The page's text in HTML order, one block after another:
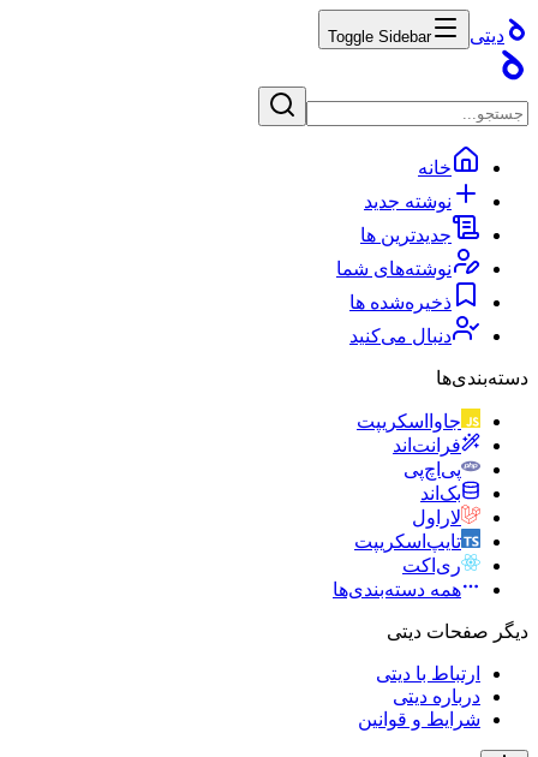
دیتی Toggle Sidebar
خانه
نوشته جدید
جدیدترین ها
نوشته‌های شما
ذخیره‌شده ها
دنبال می‌کنید
دسته‌بندی‌ها
جاوااسکریپت
فرانت‌اند
پی‌اچ‌پی
بک‌اند
لاراول
تایپ‌اسکریپت
ری‌اکت
همه دسته‌بندی‌ها
دیگر صفحات دیتی
ارتباط با دیتی
درباره دیتی
شرایط و قوانین